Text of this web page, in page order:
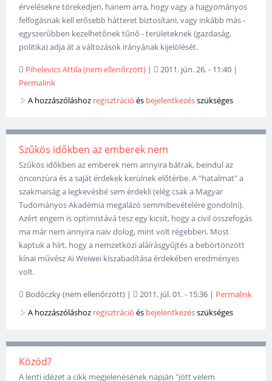
érvelésekre törekedjen, hanem arra, hogy vagy a hagyományos
felfogásnak kell erősebb hátteret biztosítani, vagy inkább más -
egyszerűbben kezelhetőnek tűnő - területeknek (gazdaság,
politika) adja át a változások irányának kijelölését.
Pihelevics Attila (nem ellenőrzött) | 2011. jún. 26. - 11:40 |
Permalink
A hozzászóláshoz regisztráció és bejelentkezésszükséges
Szűkös időkben az emberek nem
Szűkös időkben az emberek nem annyira bátrak, beindul az
öncenzúra és a saját érdekek kerülnek előtérbe. A "hatalmat" a
szakmaiság a legkevésbé sem érdekli (elég csak a Magyar
Tudományos Akadémia megalázó semmibevételére gondolni).
Azért engem is optimistává tesz egy kicsit, hogy a civil összefogás
ma már nem annyira naiv dolog, mint volt régebben. Most
kaptuk a hírt, hogy a nemzetközi aláírásgyűjtés a bebörtönzött
kínai művész Ai Weiwei kiszabadítása érdekében eredményes
volt.
Bodóczky (nem ellenőrzött) | 2011. júl. 01. - 15:36 | Permalink
A hozzászóláshoz regisztráció és bejelentkezésszükséges
Közöd?
A lenti idézet a cikk megjelenésének napján "jött velem